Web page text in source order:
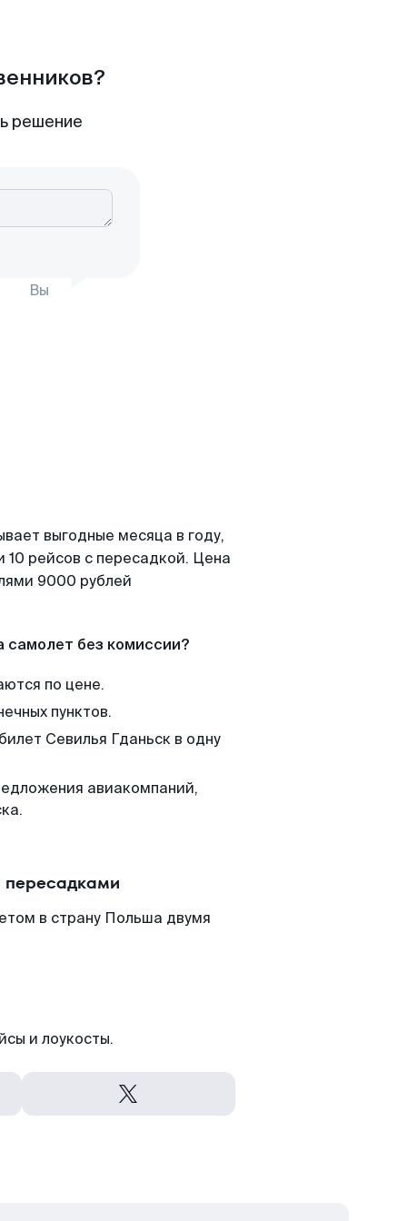
решение
Вы
выгодные месяца в году,
рейсов с пересадкой. Цена
9000 рублей
самолет без комиссии?
по цене.
пунктов.
Севилья Гданьск в одну
авиакомпаний,
пересадками
в страну Польша двумя
и лоукосты.